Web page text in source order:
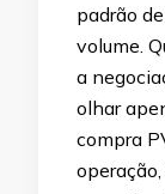
padrão
volume.
a
olhar
compra